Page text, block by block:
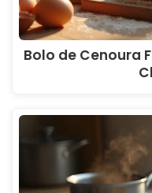
Bolo de Cenoura